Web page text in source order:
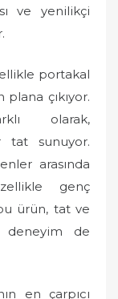
ve yenilikçi
portakal
plana çıkıyor.
olarak,
tat sunuyor.
arasında
genç
ürün, tat ve
deneyim de
en çarpıcı